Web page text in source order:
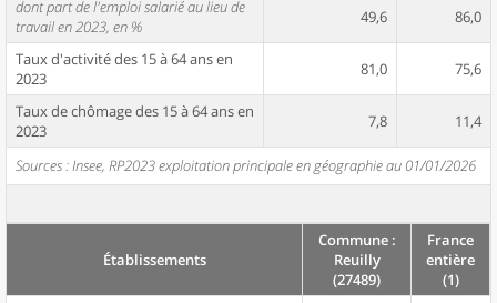
dont part de l'emploi salarié au lieu de
travail en 2023, en %
49,6 86,0
Taux d'activité des 15 à 64 ans en
2023
81,0 75,6
Taux de chômage des 15 à 64 ans en
2023
7,8 11,4
Sources : Insee, RP2023 exploitation principale en géographie au 01/01/2026
Établissements
Commune :
Reuilly
(27489)
France
entière
(1)